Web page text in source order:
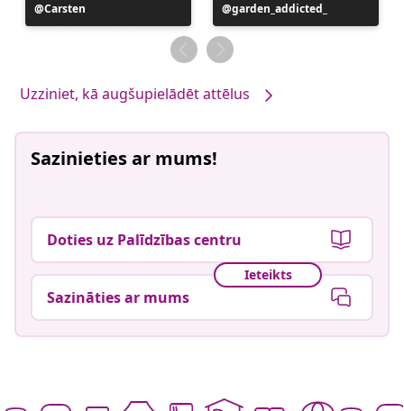
Ierakstu
publicējis
Carsten
Ierakstu
publicējis
garden_addicted_
Uzziniet, kā augšupielādēt attēlus
Sazinieties ar mums!
Doties uz Palīdzības centru
Ieteikts
Sazināties ar mums